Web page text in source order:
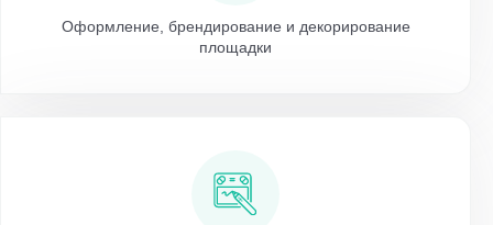
Оформление, брендирование и декорирование
площадки